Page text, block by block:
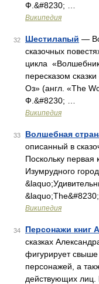
Ф.&#8230; …
Википедия
32 Шестилапый —
сказочных
цикла
пересказом
Оз» (англ. «The
Ф.&#8230; …
Википедия
33 Волшебная
описанный в
Поскольку
Изумрудного
Википедия
34 Персонажи книг
сказках
фигурирует
персонажей, а
действующих лиц.